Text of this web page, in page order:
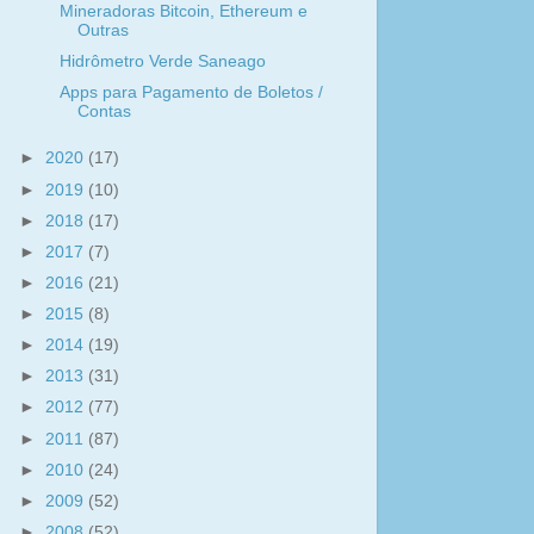
Mineradoras Bitcoin, Ethereum e
Outras
Hidrômetro Verde Saneago
Apps para Pagamento de Boletos /
Contas
► 2020 (17)
► 2019 (10)
► 2018 (17)
► 2017 (7)
► 2016 (21)
► 2015 (8)
► 2014 (19)
► 2013 (31)
► 2012 (77)
► 2011 (87)
► 2010 (24)
► 2009 (52)